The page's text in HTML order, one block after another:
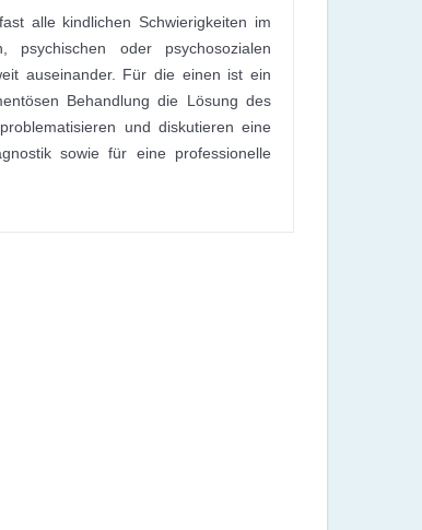
alle kindlichen Schwierigkeiten im
psychischen oder psychosozialen
auseinander. Für die einen ist ein
Behandlung die Lösung des
und diskutieren eine
sowie für eine professionelle